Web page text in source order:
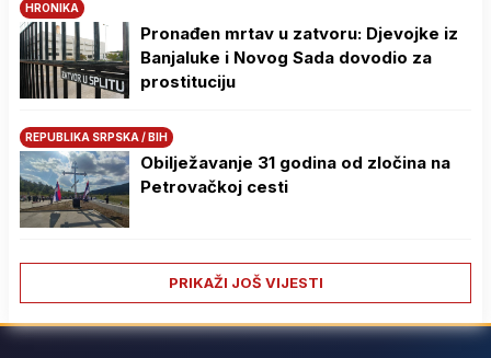
HRONIKA
Pronađen mrtav u zatvoru: Djevojke iz
Banjaluke i Novog Sada dovodio za
prostituciju
REPUBLIKA SRPSKA / BIH
Obilježavanje 31 godina od zločina na
Petrovačkoj cesti
PRIKAŽI JOŠ VIJESTI